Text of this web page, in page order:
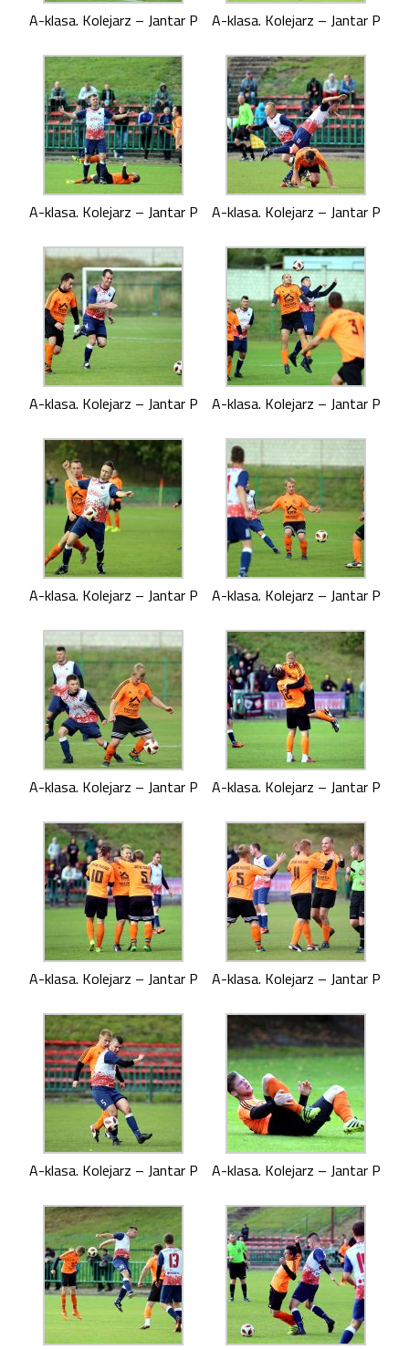
A-klasa. Kolejarz – Jantar P A-klasa. Kolejarz – Jantar P
A-klasa. Kolejarz – Jantar P A-klasa. Kolejarz – Jantar P
A-klasa. Kolejarz – Jantar P A-klasa. Kolejarz – Jantar P
A-klasa. Kolejarz – Jantar P A-klasa. Kolejarz – Jantar P
A-klasa. Kolejarz – Jantar P A-klasa. Kolejarz – Jantar P
A-klasa. Kolejarz – Jantar P A-klasa. Kolejarz – Jantar P
A-klasa. Kolejarz – Jantar P A-klasa. Kolejarz – Jantar P